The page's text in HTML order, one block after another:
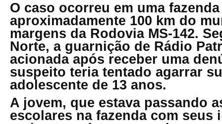
O caso ocorreu em uma
aproximadamente 100 km do
margens da Rodovia MS-142.
Norte, a guarnição de Rádio
acionada após receber uma
suspeito teria tentado agarrar
adolescente de 13 anos.
A jovem, que estava passando
escolares na fazenda com seus